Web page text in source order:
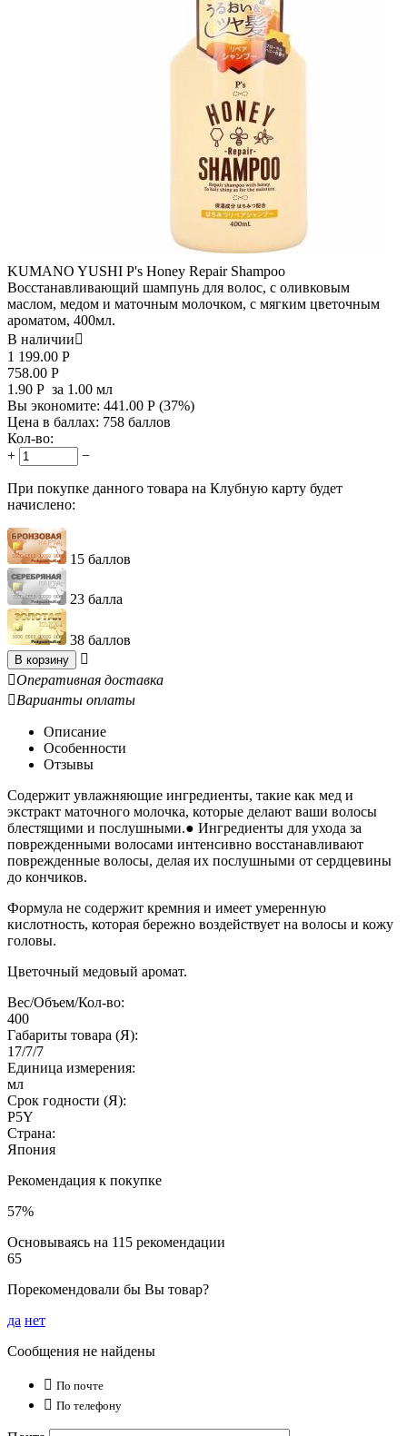
KUMANO YUSHI P's Honey Repair Shampoo
Восстанавливающий шампунь для волос, с оливковым
маслом, медом и маточным молочком, с мягким цветочным
ароматом, 400мл.
В наличии
1 199.00 Р
758.00 Р
1.90 Р за 1.00 мл
Вы экономите: 441.00 Р (37%)
Цена в баллах: 758 баллов
Кол-во:
+
−
При покупке данного товара на Клубную карту будет
начислено:
15 баллов
23 балла
38 баллов
В корзину

Оперативная доставка
Варианты оплаты
Описание
Особенности
Отзывы
Содержит увлажняющие ингредиенты, такие как мед и
экстракт маточного молочка, которые делают ваши волосы
блестящими и послушными.● Ингредиенты для ухода за
поврежденными волосами интенсивно восстанавливают
поврежденные волосы, делая их послушными от сердцевины
до кончиков.
Формула не содержит кремния и имеет умеренную
кислотность, которая бережно воздействует на волосы и кожу
головы.
Цветочный медовый аромат.
Вес/Объем/Кол-во:
400
Габариты товара (Я):
17/7/7
Единица измерения:
мл
Срок годности (Я):
P5Y
Страна:
Япония
Рекомендация к покупке
57%
Основываясь на 115 рекомендации
65
Порекомендовали бы Вы товар?
да нет
Сообщения не найдены
 По почте
 По телефону